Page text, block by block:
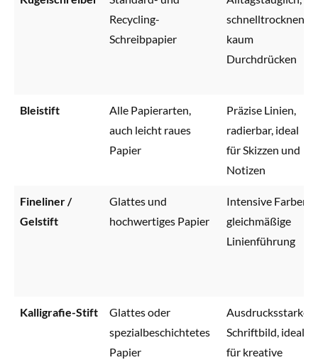
Recycling-
Schreibpapier
schnelltrocknend,
kaum
Durchdrücken
Bleistift
Alle Papierarten,
auch leicht raues
Papier
Präzise Linien,
radierbar, ideal
für Skizzen und
Notizen
Fineliner /
Gelstift
Glattes und
hochwertiges Papier
Intensive Farben,
gleichmäßige
Linienführung
Kalligrafie-Stift
Glattes oder
spezialbeschichtetes
Papier
Ausdrucksstarkes
Schriftbild, ideal
für kreative